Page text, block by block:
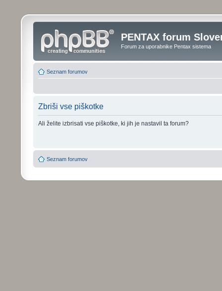
PENTAX forum
Forum za uporabnike Pentax sistema
Seznam forumov
Zbriši vse piškotke
Ali želite izbrisati vse piškotke, ki jih je nastavil ta forum?
Seznam forumov